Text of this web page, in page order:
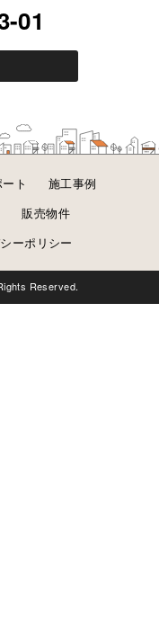
01
ト
施工事例
販売物件
ーポリシー
Reserved.